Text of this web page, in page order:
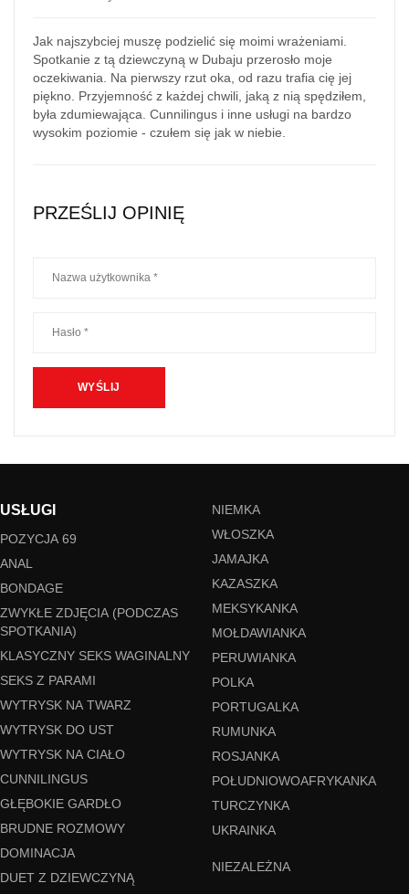
Jak najszybciej muszę podzielić się moimi wrażeniami.
Spotkanie z tą dziewczyną w Dubaju przerosło moje
oczekiwania. Na pierwszy rzut oka, od razu trafia cię jej
piękno. Przyjemność z każdej chwili, jaką z nią spędziłem,
była zdumiewająca. Cunnilingus i inne usługi na bardzo
wysokim poziomie - czułem się jak w niebie.
PRZEŚLIJ OPINIĘ
USŁUGI
POZYCJA 69
ANAL
BONDAGE
ZWYKŁE ZDJĘCIA (PODCZAS
SPOTKANIA)
KLASYCZNY SEKS WAGINALNY
SEKS Z PARAMI
WYTRYSK NA TWARZ
WYTRYSK DO UST
WYTRYSK NA CIAŁO
CUNNILINGUS
GŁĘBOKIE GARDŁO
BRUDNE ROZMOWY
DOMINACJA
DUET Z DZIEWCZYNĄ
NIEMKA
WŁOSZKA
JAMAJKA
KAZASZKA
MEKSYKANKA
MOŁDAWIANKA
PERUWIANKA
POLKA
PORTUGALKA
RUMUNKA
ROSJANKA
POŁUDNIOWOAFRYKANKA
TURCZYNKA
UKRAINKA
NIEZALEŻNA